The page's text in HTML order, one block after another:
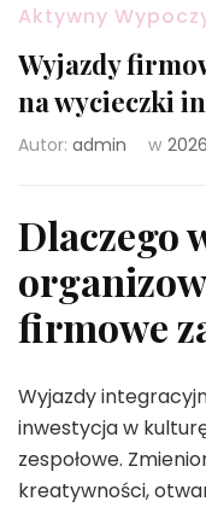
Aktywny
Wyjazdy
na wycieczki
Autor: admin w
Dlaczego
firmowe
Wyjazdy
inwestycja w
zespołowe.
kreatywności,